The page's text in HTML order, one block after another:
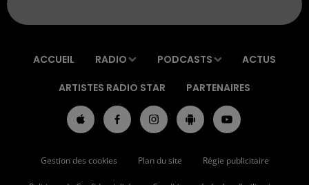
ACCUEIL RADIO PODCASTS ACTUS
ARTISTES RADIO STAR PARTENAIRES
Gestion des cookies Plan du site Régie publicitaire